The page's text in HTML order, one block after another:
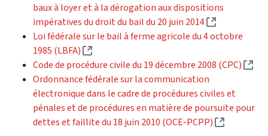
baux à loyer et à la dérogation aux dispositions
impératives du droit du bail du 20 juin 2014
(External
Loi fédérale sur le bail à ferme agricole du 4 octobre
1985 (LBFA)
(External link)
Code de procédure civile du 19 décembre 2008 (CPC)
Ordonnance fédérale sur la communication
électronique dans le cadre de procédures civiles et
pénales et de procédures en matière de poursuite pour
dettes et faillite du 18 juin 2010 (OCE-PCPP)
(External